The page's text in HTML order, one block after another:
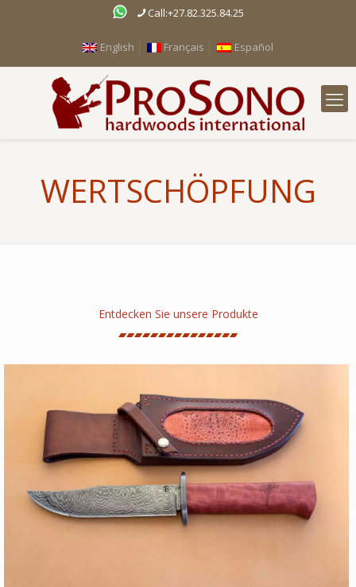
Call:+27.82.325.84.25
English Français Español
WERTSCHÖPFUNG
Entdecken Sie unsere Produkte